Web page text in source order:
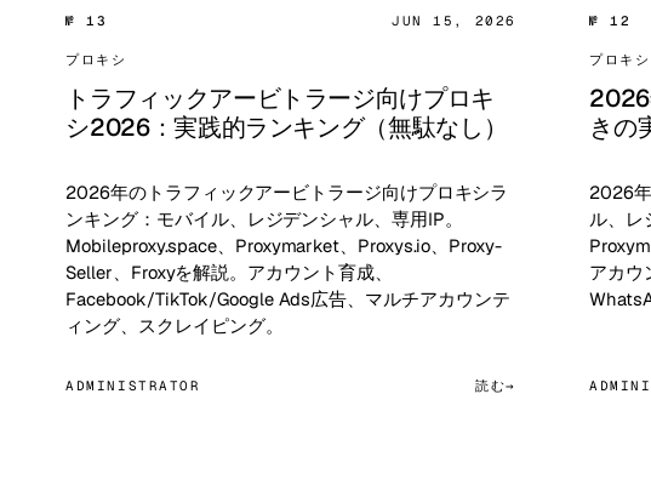
№ 13 JUN 15, 2026
プロキシ
トラフィックアービトラージ向けプロキ
シ2026：実践的ランキング（無駄なし）
2026年のトラフィックアービトラージ向けプロキシラ
ンキング：モバイル、レジデンシャル、専用IP。
Mobileproxy.space、Proxymarket、Proxys.io、Proxy-
Seller、Froxyを解説。アカウント育成、
Facebook/TikTok/Google Ads広告、マルチアカウンテ
ィング、スクレイピング。
ADMINISTRATOR 読む
№ 12
プロキシ
2026
きの
2026
ル、レ
アカウ